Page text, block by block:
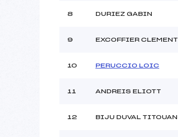
8 DURIEZ GABIN
9 EXCOFFIER CLEMENT
10 PERUCCIO LOIC
11 ANDREIS ELIOTT
12 BIJU DUVAL TITOUAN